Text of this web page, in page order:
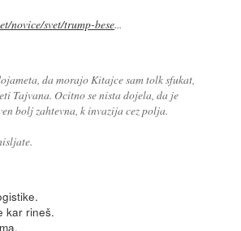
novice/svet/trump-bese...
da morajo Kitajce sam tolk sfukat,
Tajvana. Ocitno se nista dojela, da je
bolj zahtevna, k invazija cez polja.
kar rineš.